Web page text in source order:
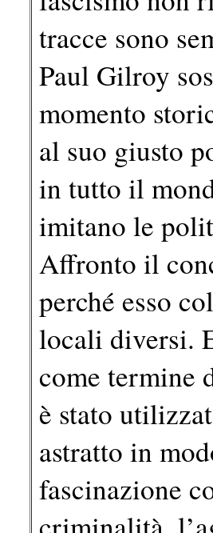
tracce sono
Paul Gilroy
momento
al suo giusto
in tutto il
imitano le
Affronto il
perché esso
locali diversi.
come termine
è stato
astratto in
fascinazione